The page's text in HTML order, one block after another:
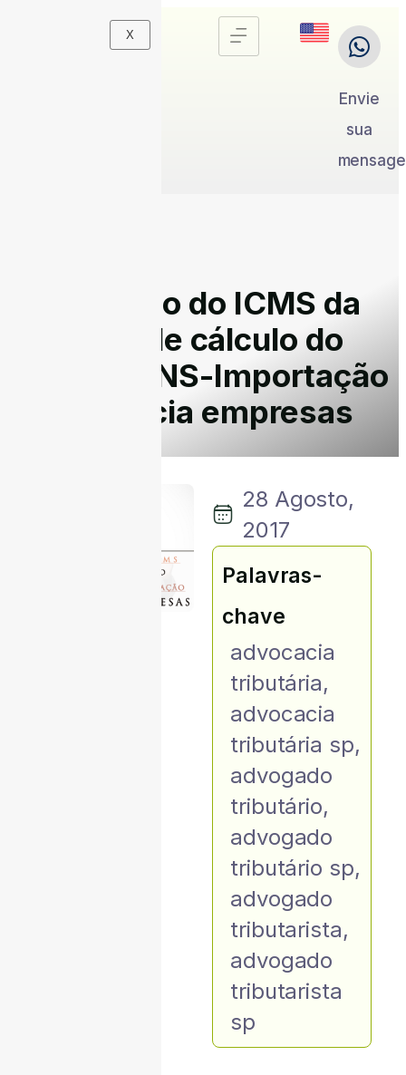
X
Envie
sua
Exclusão do ICMS da
base de cálculo do
PIS/COFINS-Importação
beneficia empresas
28 Agosto,
2017
Palavras-
chave
advocacia
tributária,
advocacia
tributária sp,
advogado
tributário,
advogado
tributário sp,
advogado
tributarista,
advogado
tributarista
sp